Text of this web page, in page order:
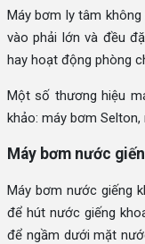
Máy bơm ly tâm
vào phải lớn và đều
hay hoạt động phòng
Một số thương hiệu
khảo: máy bơm
Máy bơm nước
Máy bơm nước giếng
để hút nước giếng
để ngầm dưới mặt